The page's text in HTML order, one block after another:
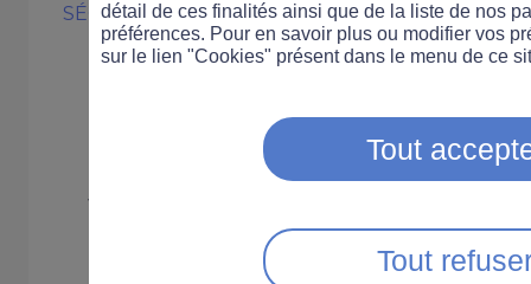
SÉCURITÉ ROUTIÈRE
Création
violence
détail de ces finalités ainsi que de la liste de nos
préférences. Pour en savoir plus ou modifier vos
sur le lien "Cookies" présent dans le menu de ce
Tout
Tout